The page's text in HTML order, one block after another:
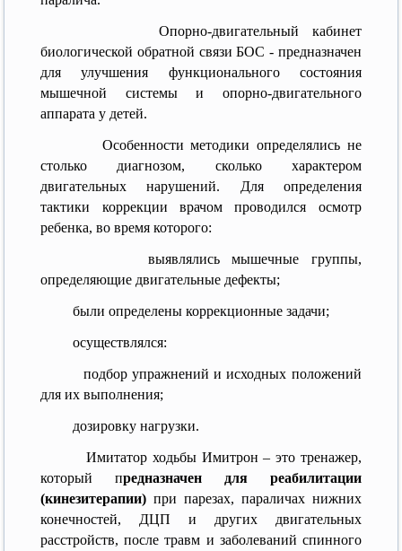
Опорно-двигательный кабинет
биологической обратной связи БОС - предназначен
для улучшения функционального состояния
мышечной системы и опорно-двигательного
аппарата у детей.
Особенности методики определялись не
столько диагнозом, сколько характером
двигательных нарушений. Для определения
тактики коррекции врачом проводился осмотр
ребенка, во время которого:
выявлялись мышечные группы,
определяющие двигательные дефекты;
были определены коррекционные задачи;
осуществлялся:
подбор упражнений и исходных положений
для их выполнения;
дозировку нагрузки.
Имитатор ходьбы Имитрон – это тренажер,
который предназначен для реабилитации
(кинезитерапии)при парезах, параличах нижних
конечностей, ДЦП и других двигательных
расстройств, после травм и заболеваний спинного